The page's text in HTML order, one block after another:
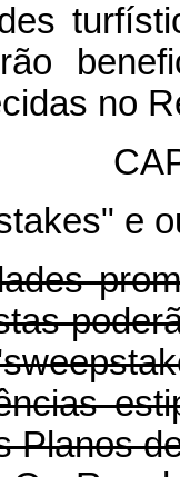
no
e
Planos